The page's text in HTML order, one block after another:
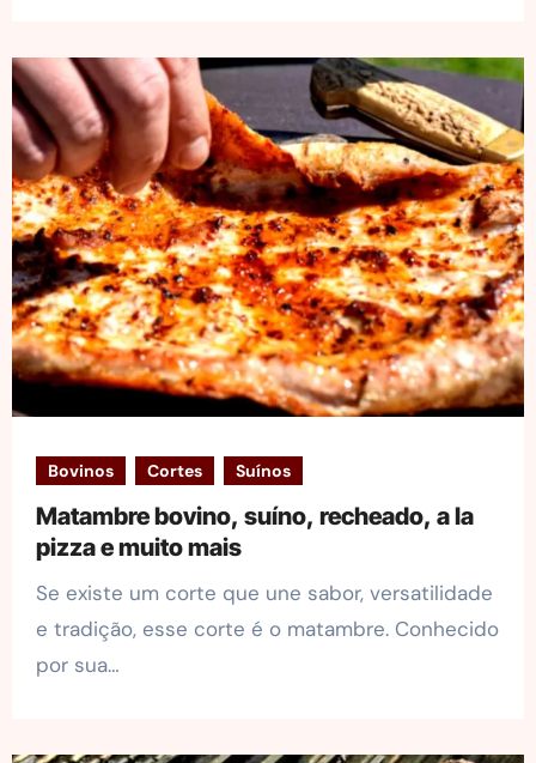
Bovinos Cortes Suínos
Matambre bovino, suíno, recheado, a la
pizza e muito mais
Se existe um corte que une sabor, versatilidade
e tradição, esse corte é o matambre. Conhecido
por sua…